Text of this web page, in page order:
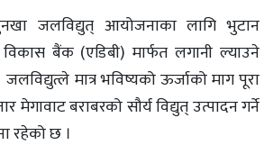
जलविद्युत् आयोजनाका लागि भुटान
बैंक (एडिबी) मार्फत लगानी ल्याउने
मात्र भविष्यको ऊर्जाको माग पूरा
मेगावाट बराबरको सौर्य विद्युत् उत्पादन गर्ने
रहेको छ ।